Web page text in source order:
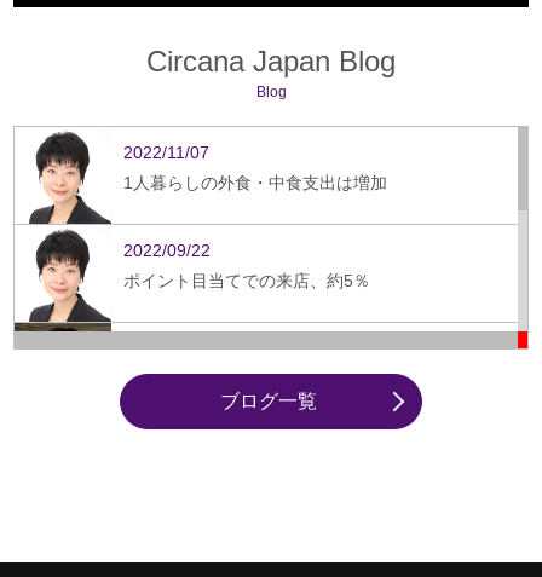
Circana Japan Blog
Blog
2022/11/07
1人暮らしの外食・中食支出は増加
2022/09/22
ポイント目当てでの来店、約5％
2022/06/21
外食中食市場における低糖質の人気メニューとは？
ブログ一覧